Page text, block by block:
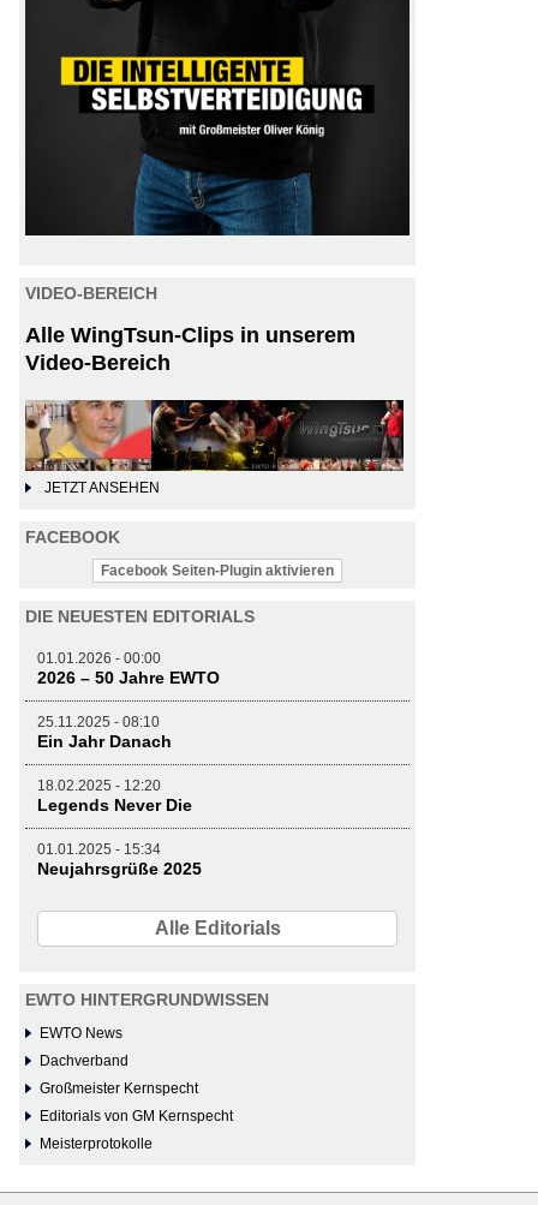
VIDEO-BEREICH
Alle WingTsun-Clips in unserem
Video-Bereich
JETZT ANSEHEN
FACEBOOK
Facebook Seiten-Plugin aktivieren
DIE NEUESTEN EDITORIALS
01.01.2026 - 00:00
2026 – 50 Jahre EWTO
25.11.2025 - 08:10
Ein Jahr Danach
18.02.2025 - 12:20
Legends Never Die
01.01.2025 - 15:34
Neujahrsgrüße 2025
Alle Editorials
EWTO HINTERGRUNDWISSEN
EWTO News
Dachverband
Großmeister Kernspecht
Editorials von GM Kernspecht
Meisterprotokolle